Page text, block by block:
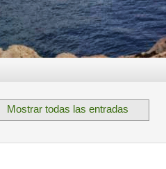
Mostrar todas las entradas